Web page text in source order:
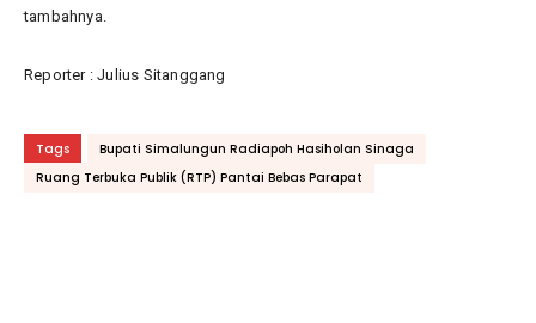
tambahnya.
Reporter : Julius Sitanggang
Tags
Bupati Simalungun Radiapoh Hasiholan Sinaga
Ruang Terbuka Publik (RTP) Pantai Bebas Parapat